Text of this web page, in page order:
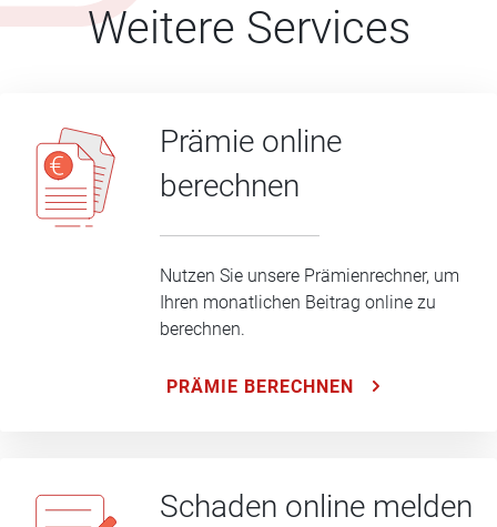
Weitere Services
Prämie online
berechnen
Nutzen Sie unsere Prämienrechner, um
Ihren monatlichen Beitrag online zu
berechnen.
PRÄMIE BERECHNEN
Schaden online melden